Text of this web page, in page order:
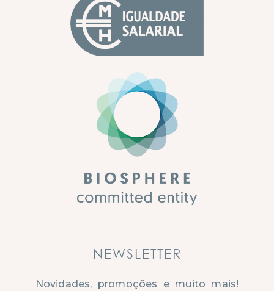
NEWSLETTER
Novidades, promoções e muito mais!